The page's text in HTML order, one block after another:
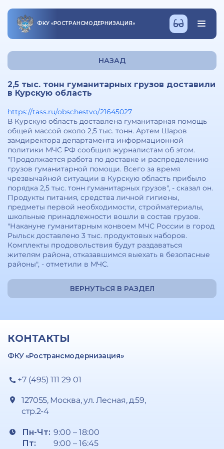
ФКУ «РОСТРАНСМОДЕРНИЗАЦИЯ»
НАЗАД
2,5 тыс. тонн гуманитарных грузов доставили
в Курскую область
https://tass.ru/obschestvo/21645027
В Курскую область доставлена гуманитарная помощь
общей массой около 2,5 тыс. тонн. Артем Шаров
замдиректора департамента информационной
политики МЧС РФ сообщил журналистам об этом.
"Продолжается работа по доставке и распределению
грузов гуманитарной помощи. Всего за время
чрезвычайной ситуации в Курскую область прибыло
порядка 2,5 тыс. тонн гуманитарных грузов", - сказал он.
Продукты питания, средства личной гигиены,
предметы первой необходимости, стройматериалы,
школьные принадлежности вошли в состав грузов.
"Накануне гуманитарным конвоем МЧС России в город
Рыльск доставлено 3 тыс. продуктовых наборов.
Комплекты продовольствия будут раздаваться
жителям района, отказавшимся выехать в безопасные
районы", - отметили в МЧС.
ВЕРНУТЬСЯ В РАЗДЕЛ
КОНТАКТЫ
ФКУ «Ространсмодернизация»
+7 (495) 111 29 01
127055, Москва, ул. Лесная, д.59,
стр.2-4
Пн-Чт:
Пт:
9:00 – 18:00
9:00 – 16:45